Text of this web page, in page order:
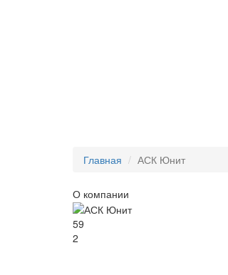
Главная АСК Юнит
О компании
59
2